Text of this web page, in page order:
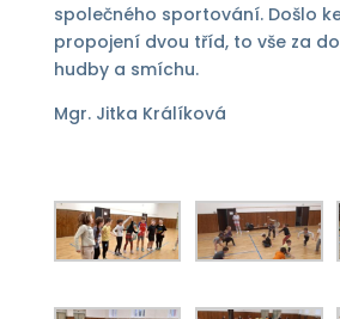
společného sportování. Došlo
propojení dvou tříd, to vše za
hudby a smíchu.
Mgr. Jitka Králíková